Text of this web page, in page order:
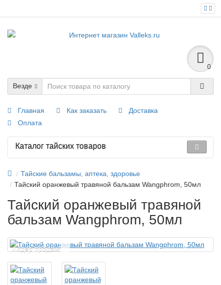
0
Везде
Главная Как заказать
Доставка
Оплата
Каталог тайских товаров
Тайские бальзамы, аптека, здоровье
Тайский оранжевый травяной бальзам Wangphrom, 50мл
Тайский оранжевый травяной
бальзам Wangphrom, 50мл
Лидер продаж!